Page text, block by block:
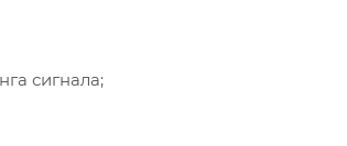
сигнала;